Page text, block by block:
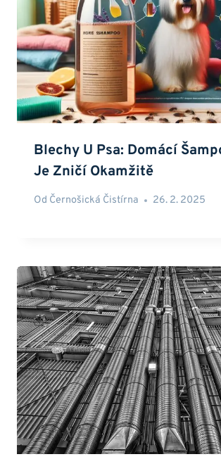
Blechy U Psa: Domácí
Je Zničí Okamžitě
Od Černošická Čistírna 26. 2. 2025